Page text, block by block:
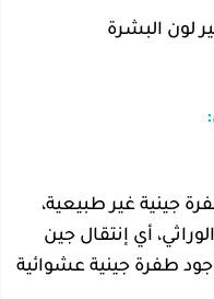
جينية غير طبيعية،
أي إنتقال جين
طفرة جينية عشوائية